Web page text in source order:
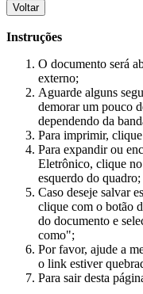
Voltar
Instruções
O documento será
externo;
Aguarde alguns
demorar um pouco
dependendo da
Para imprimir,
Para expandir ou
Eletrônico, clique
esquerdo do quadro;
Caso deseje salvar
clique com o botão
do documento e
como";
Por favor, ajude a
o link estiver
Para sair desta